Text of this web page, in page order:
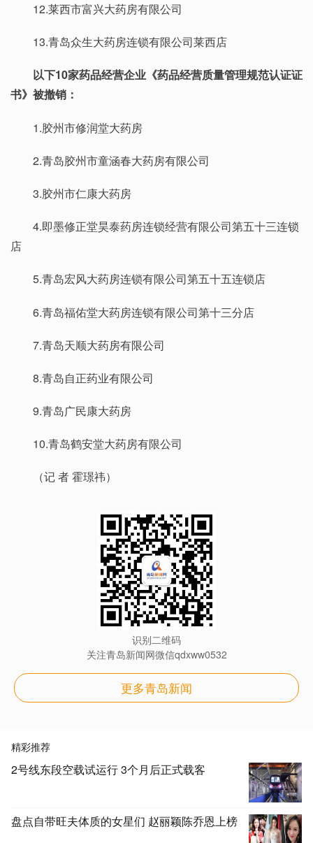
12.莱西市富兴大药房有限公司
13.青岛众生大药房连锁有限公司莱西店
以下10家药品经营企业《药品经营质量管理规范认证证
书》被撤销：
1.胶州市修润堂大药房
2.青岛胶州市童涵春大药房有限公司
3.胶州市仁康大药房
4.即墨修正堂昊泰药房连锁经营有限公司第五十三连锁
店
5.青岛宏风大药房连锁有限公司第五十五连锁店
6.青岛福佑堂大药房连锁有限公司第十三分店
7.青岛天顺大药房有限公司
8.青岛自正药业有限公司
9.青岛广民康大药房
10.青岛鹤安堂大药房有限公司
（记 者 霍璟祎）
识别二维码
关注青岛新闻网微信qdxww0532
更多青岛新闻
精彩推荐
2号线东段空载试运行 3个月后正式载客
盘点自带旺夫体质的女星们 赵丽颖陈乔恩上榜